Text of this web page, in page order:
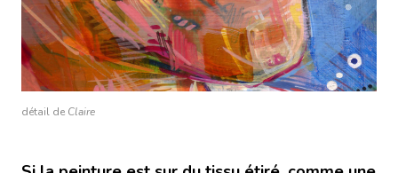
détail de Claire